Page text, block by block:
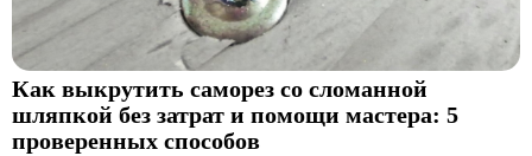
Как выкрутить саморез со сломанной
шляпкой без затрат и помощи мастера: 5
проверенных способов